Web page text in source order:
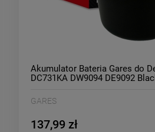
Akumulator Bateria Gares do
DC731KA DW9094 DE9092
GARES
137,99 zł